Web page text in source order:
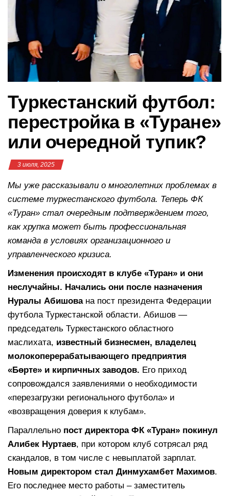
Туркестанский футбол:
перестройка в «Туране»
или очередной тупик?
3 июля, 2025
Мы уже рассказывали о многолетних проблемах в
системе туркестанского футбола. Теперь ФК
«Туран» стал очередным подтверждением того,
как хрупка может быть профессиональная
команда в условиях организационного и
управленческого кризиса.
Изменения происходят в клубе «Туран» и они
неслучайны. Начались они после назначения
Нуралы Абишована пост президента Федерации
футбола Туркестанской области. Абишов —
председатель Туркестанского областного
маслихата, известный бизнесмен, владелец
молокоперерабатывающего предприятия
«Бөрте» и кирпичных заводов. Его приход
сопровождался заявлениями о необходимости
«перезагрузки регионального футбола» и
«возвращения доверия к клубам».
Параллельно пост директора ФК «Туран» покинул
Алибек Нуртаев, при котором клуб сотрясал ряд
скандалов, в том числе с невыплатой зарплат.
Новым директором стал Динмухамбет Махимов.
Его последнее место работы – заместитель